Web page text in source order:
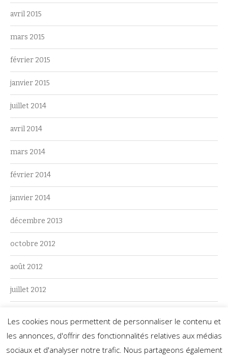
avril 2015
mars 2015
février 2015
janvier 2015
juillet 2014
avril 2014
mars 2014
février 2014
janvier 2014
décembre 2013
octobre 2012
août 2012
juillet 2012
mai 2012
Les cookies nous permettent de personnaliser le contenu et
les annonces, d'offrir des fonctionnalités relatives aux médias
sociaux et d'analyser notre trafic. Nous partageons également